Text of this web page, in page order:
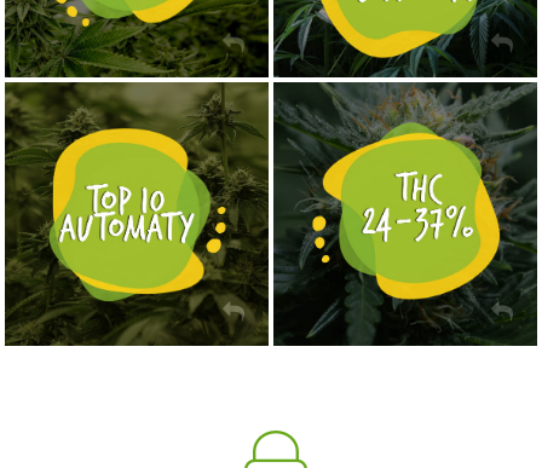
NASIONA MARIHUANY TOP 10 AUTOFLOWERING
KUP TERAZ MOCNE ODMIANY MARIHUANY THC OD 24 - 37%
KUP TERAZ